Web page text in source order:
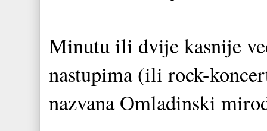
Minutu ili dvije kasnije
nastupima (ili rock-
nazvana Omladinski